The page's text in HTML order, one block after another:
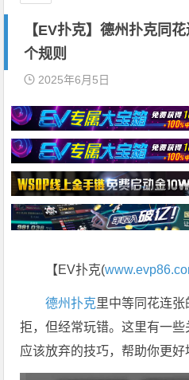
【EV扑克】德州扑克同
个规则
2025年6月5日
【EV扑克(
德州扑克里中等同花连
拒，但经常玩错。这里有一
应该放弃的技巧，帮助你更好